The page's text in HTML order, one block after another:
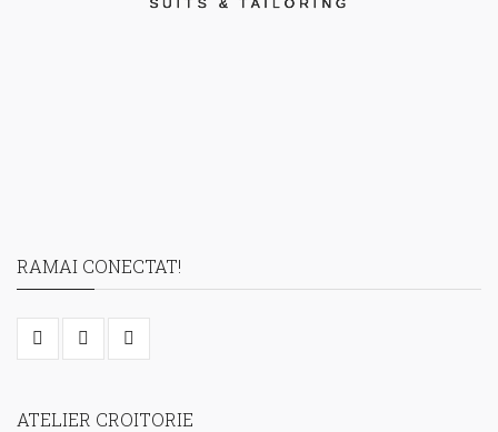
RAMAI CONECTAT!
ATELIER CROITORIE